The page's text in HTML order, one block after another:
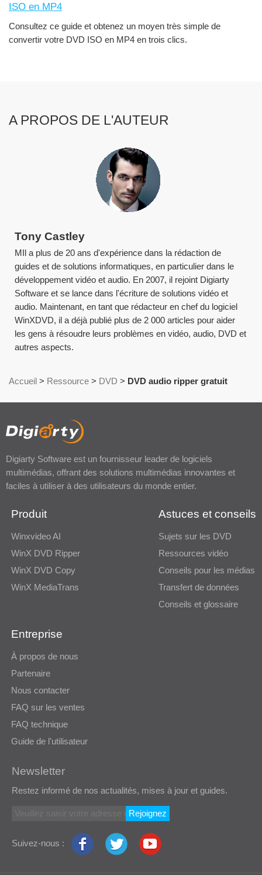
ISO en MP4
Consultez ce guide et obtenez un moyen très simple de
convertir votre DVD ISO en MP4 en trois clics.
A PROPOS DE L'AUTEUR
Tony Castley
MIl a plus de 20 ans d'expérience dans la rédaction de
guides et de solutions informatiques, en particulier dans le
développement vidéo et audio. En 2007, il rejoint Digiarty
Software et se lance dans l'écriture de solutions vidéo et
audio. Maintenant, en tant que rédacteur en chef du logiciel
WinXDVD, il a déjà publié plus de 2 000 articles pour aider
les gens à résoudre leurs problèmes en vidéo, audio, DVD et
autres aspects.
Accueil > Ressource > DVD > DVD audio ripper gratuit
Digiarty Software est un fournisseur leader de logiciels
multimédias, offrant des solutions multimédias innovantes et
faciles à utiliser à des utilisateurs du monde entier.
Produit
Winxvideo AI
WinX DVD Ripper
WinX DVD Copy
WinX MediaTrans
Astuces et conseils
Sujets sur les DVD
Ressources vidéo
Conseils pour les médias
Transfert de données
Conseils et glossaire
Entreprise
À propos de nous
Partenaire
Nous contacter
FAQ sur les ventes
FAQ technique
Guide de l'utilisateur
Newsletter
Restez informé de nos actualités, mises à jour et guides.
Rejoignez
Suivez-nous :